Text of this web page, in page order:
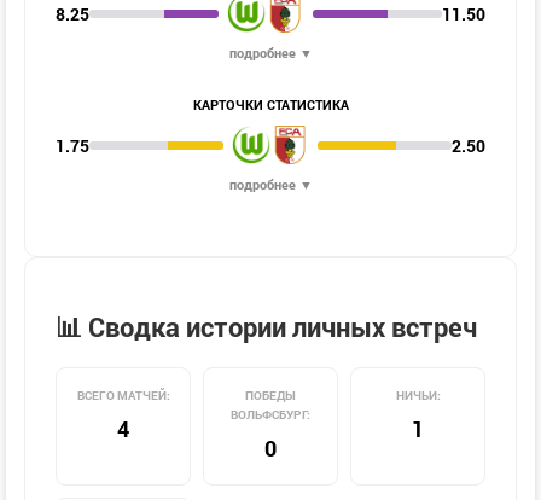
8.25 11.50
подробнее ▼
КАРТОЧКИ СТАТИСТИКА
1.75 2.50
подробнее ▼
📊 Сводка истории личных встреч
ВСЕГО МАТЧЕЙ:
4
ПОБЕДЫ
ВОЛЬФСБУРГ:
0
НИЧЬИ:
1